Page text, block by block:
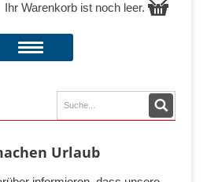
Ihr Warenkorb ist noch leer.
Urlaub